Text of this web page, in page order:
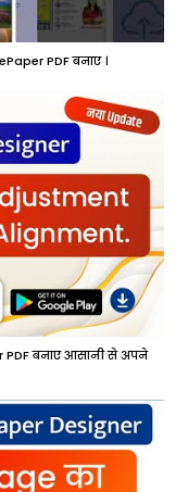
PDF बनाए ।
PDF बनाए आसानी से अपने